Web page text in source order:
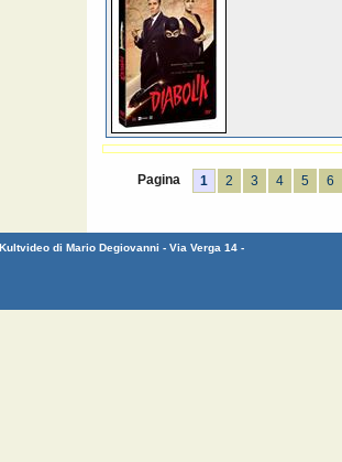
Pagina 1 2 3 4 5 6
di Mario Degiovanni - Via Verga 14 -